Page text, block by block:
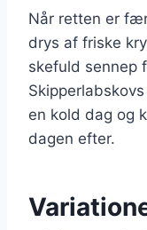
Når retten er
drys af friske
skefuld sennep
en kold dag og
dagen efter.